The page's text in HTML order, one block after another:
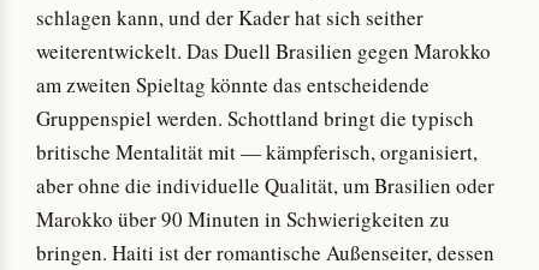
schlagen kann, und der Kader hat sich seither
weiterentwickelt. Das Duell Brasilien gegen Marokko
am zweiten Spieltag könnte das entscheidende
Gruppenspiel werden. Schottland bringt die typisch
britische Mentalität mit — kämpferisch, organisiert,
aber ohne die individuelle Qualität, um Brasilien oder
Marokko über 90 Minuten in Schwierigkeiten zu
bringen. Haiti ist der romantische Außenseiter, dessen